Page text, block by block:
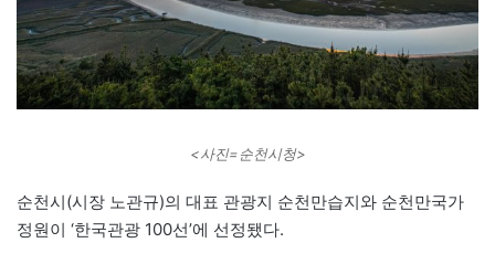
<사진=순천시청>
순천시(시장 노관규)의 대표 관광지 순천만습지와 순천만국가
정원이 ‘한국관광 100선’에 선정됐다.